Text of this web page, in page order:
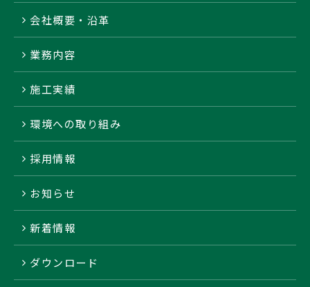
会社概要・沿革
業務内容
施工実績
環境への取り組み
採用情報
お知らせ
新着情報
ダウンロード